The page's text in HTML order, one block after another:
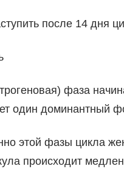
после 14 дня
фаза
один доминантный
этой фазы цикла
происходит